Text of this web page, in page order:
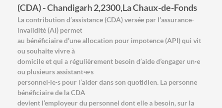
(CDA) - Chandigarh 2,2300,La Chaux-de-Fonds
La contribution d’assistance (CDA) versée par l’assurance-
invalidité (AI) permet
au bénéficiaire d’une allocation pour impotence (API) qui vit
ou souhaite vivre à
domicile et qui a régulièrement besoin d’aide d’engager un·e
ou plusieurs assistant·e·s
personnel·le·s pour l’aider dans son quotidien. La personne
bénéficiaire de la CDA
devient l’employeur du personnel dont elle a besoin, sur la